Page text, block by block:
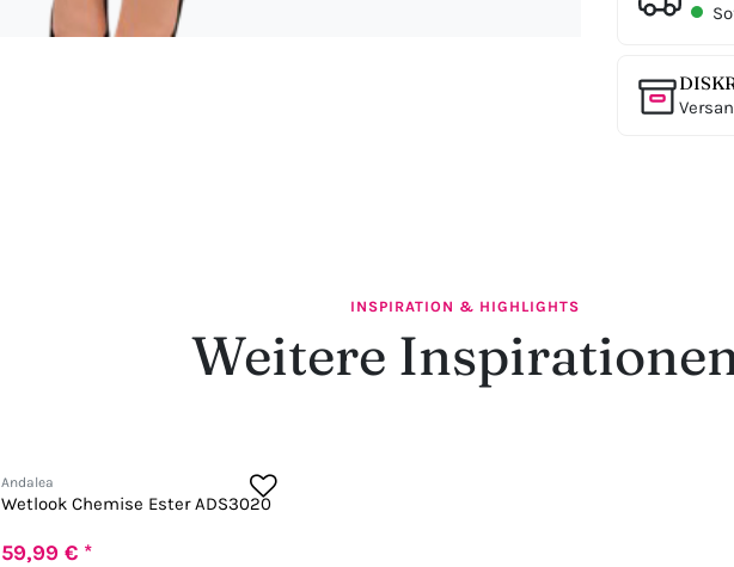
INSPIRATION & HIGHLIGHTS
Weitere
Andalea
Wetlook Chemise Ester ADS3020
59,99 € *